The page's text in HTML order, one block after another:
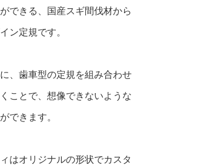
できる、国産スギ間伐材から
ン定規です。
、歯車型の定規を組み合わせ
ことで、想像できないような
できます。
はオリジナルの形状でカスタ